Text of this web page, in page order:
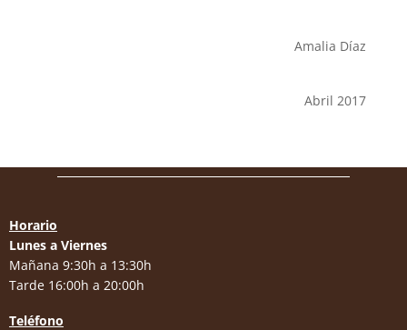
Amalia Díaz
Abril 2017
Horario
Lunes a Viernes
Mañana 9:30h a 13:30h
Tarde 16:00h a 20:00h
Teléfono